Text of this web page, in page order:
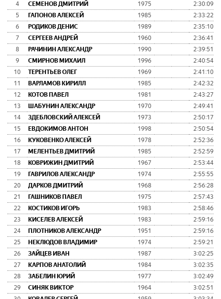
4
СЕМЕНОВ ДМИТРИЙ 1975
2:30:09
5
ГАПОНОВ АЛЕКСЕЙ 1985
2:33:22
6
РОДИКОВ ДЕНИС 1989
2:35:10
7
СЕРГЕЕВ АНДРЕЙ 1960
2:36:41
8
РАЧИНИН АЛЕКСАНДР 1990
2:39:51
9
СМИРНОВ МИХАИЛ 1996
2:40:54
10
ТЕРЕНТЬЕВ ОЛЕГ 1969
2:41:10
11
ВАРЛАМОВ КИРИЛЛ 1985
2:42:32
12
КОТОВ ПАВЕЛ 1981
2:43:27
13
ШАБУНИН АЛЕКСАНДР 1970
2:49:41
14
ЗДЕБЛОВСКИЙ АЛЕКСЕЙ 1973
2:50:17
15
ЕВДОКИМОВ АНТОН 1998
2:50:54
16
КУКОВЕНКО АЛЕКСЕЙ 1978
2:52:36
17
МЕЛЕНТЬЕВ ДМИТРИЙ 1985
2:52:59
18
КОВРИЖИН ДМИТРИЙ 1967
2:53:44
19
ГАВРИЛОВ АЛЕКСАНДР 1974
2:55:55
20
ДАРКОВ ДМИТРИЙ 1968
2:56:28
21
ГАШНИКОВ ПАВЕЛ 1975
2:57:43
22
КОСТИКОВ ИГОРЬ 1983
2:58:46
23
КИСЕЛЕВ АЛЕКСЕЙ 1983
2:59:16
24
ПЛОТНИКОВ АЛЕКСАНДР 1951
2:59:16
25
НЕКЛЮДОВ ВЛАДИМИР 1974
2:59:21
26
ЗАЙЦЕВ ИВАН 1987
3:02:25
27
КАРПОВ АНАТОЛИЙ 1984
3:02:35
28
ЗАБЕЛИН ЮРИЙ 1977
3:02:49
29
СИНЯК ВИКТОР 1964
3:02:51